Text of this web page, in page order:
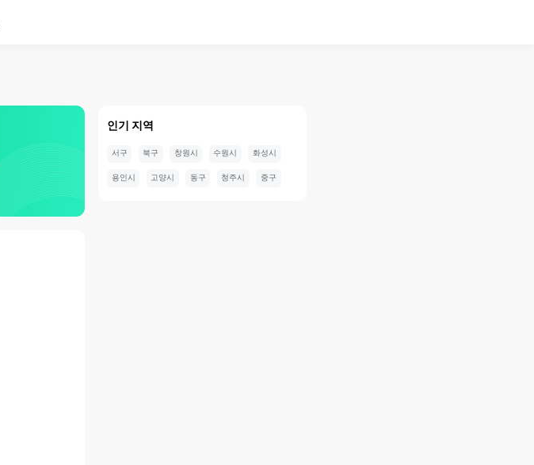
인기 지역
서구 북구 창원시 수원시 화성시
용인시 고양시 동구 청주시 중구